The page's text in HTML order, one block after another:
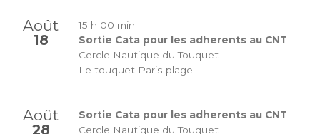
Août
18
15 h 00 min
Sortie Cata pour les adherents au CNT
Cercle Nautique du Touquet
Le touquet Paris plage
Août
28
Sortie Cata pour les adherents au CNT
Cercle Nautique du Touquet